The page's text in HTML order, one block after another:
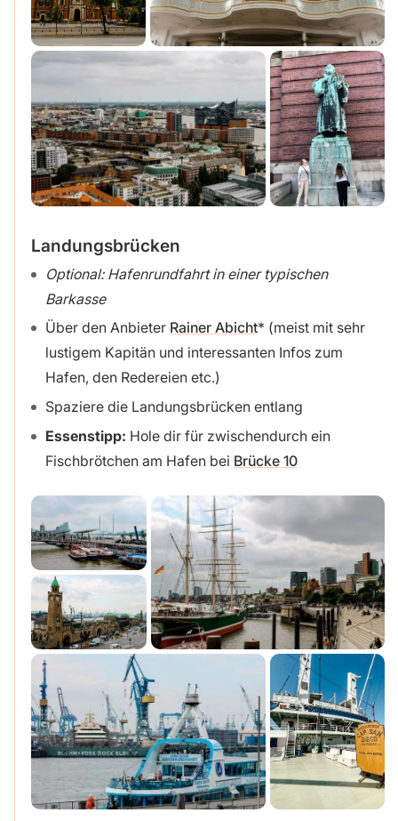
Landungsbrücken
Optional: Hafenrundfahrt in einer typischen
Barkasse
Über den Anbieter Rainer Abicht
(meist mit sehr
lustigem Kapitän und interessanten Infos zum
Hafen, den Redereien etc.)
Spaziere die Landungsbrücken entlang
Essenstipp: Hole dir für zwischendurch ein
Fischbrötchen am Hafen bei Brücke 10